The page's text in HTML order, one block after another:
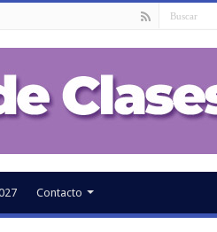
Contacto